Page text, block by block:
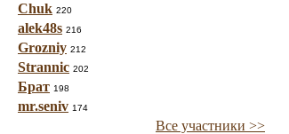
Chuk 220
alek48s 216
Grozniy 212
Strannic 202
Брат 198
mr.seniv 174
Все участники >>